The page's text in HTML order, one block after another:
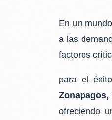
En un
a las
factores
para el
Zonapagos,
ofreciendo